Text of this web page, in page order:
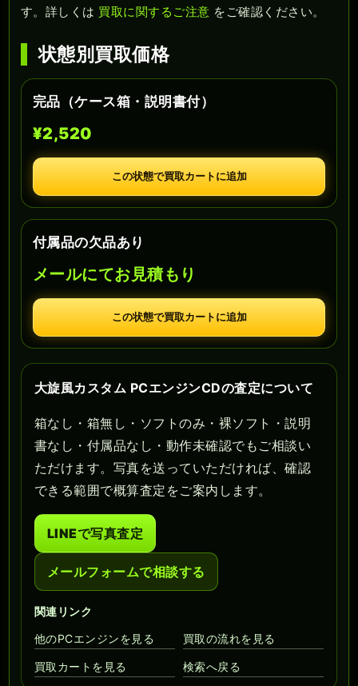
す。詳しくは 買取に関するご注意 をご確認ください。
状態別買取価格
完品（ケース箱・説明書付）
¥2,520
この状態で買取カートに追加
付属品の欠品あり
メールにてお見積もり
この状態で買取カートに追加
大旋風カスタム PCエンジンCDの査定について
箱なし・箱無し・ソフトのみ・裸ソフト・説明
書なし・付属品なし・動作未確認でもご相談い
ただけます。写真を送っていただければ、確認
できる範囲で概算査定をご案内します。
LINEで写真査定
メールフォームで相談する
関連リンク
他のPCエンジンを見る
買取の流れを見る
買取カートを見る 検索へ戻る